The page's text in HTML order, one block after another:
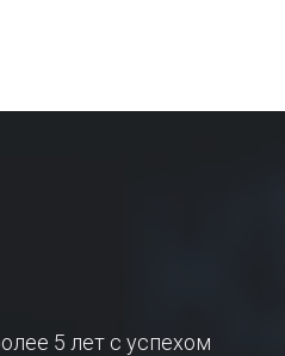
5 лет с успехом